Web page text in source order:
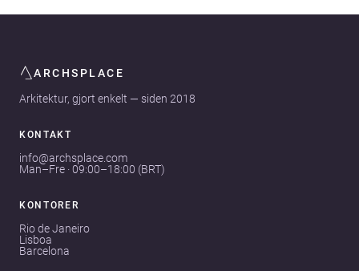
ARCHSPLACE
Arkitektur, gjort enkelt — siden 2018
KONTAKT
info@archsplace.com
Man–Fre · 09:00–18:00 (BRT)
KONTORER
Rio de Janeiro
Lisboa
Barcelona